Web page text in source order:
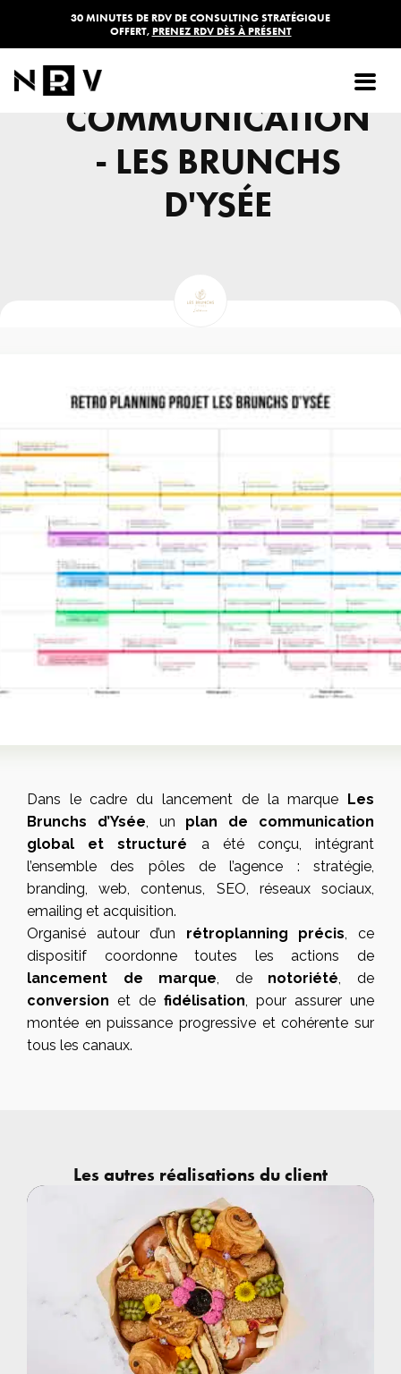
30 MINUTES DE RDV DE CONSULTING STRATÉGIQUE
OFFERT, PRENEZ RDV DÈS À PRÉSENT
COMMUNICATION
- LES BRUNCHS
D'YSÉE
Dans le cadre du lancement de la marque
Les
Brunchs d’Ysée, un plan de communication
global et structuré a été conçu, intégrant
l’ensemble des pôles de l’agence : stratégie,
branding, web, contenus, SEO, réseaux sociaux,
emailing et acquisition.
Organisé autour d’un rétroplanning précis, ce
dispositif coordonne toutes les actions de
lancement de marque, de notoriété, de
conversion et de fidélisation, pour assurer une
montée en puissance progressive et cohérente sur
tous les canaux.
Les autres réalisations du client